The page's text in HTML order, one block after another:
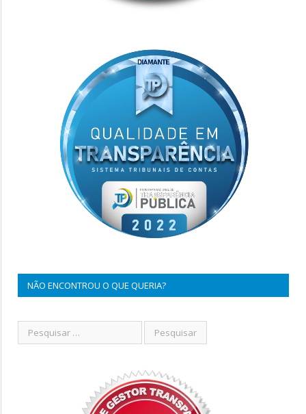
NÃO ENCONTROU O QUE QUERIA?